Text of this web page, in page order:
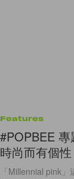
Features
#POPBEE
時尚而有個
「Millennial pink